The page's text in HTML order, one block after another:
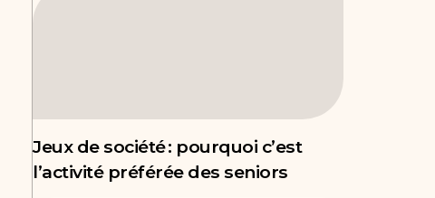
Jeux de société : pourquoi c’est
l’activité préférée des seniors